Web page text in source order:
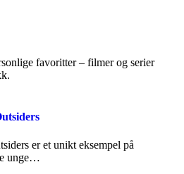
favoritter – filmer og serier
er et unikt eksempel på
unge…